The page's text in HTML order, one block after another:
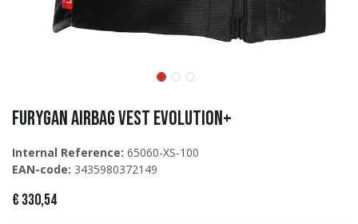
Furygan Airbag vest Evolution+
Internal Reference: 65060-XS-100
EAN-code: 3435980372149
€ 330,54